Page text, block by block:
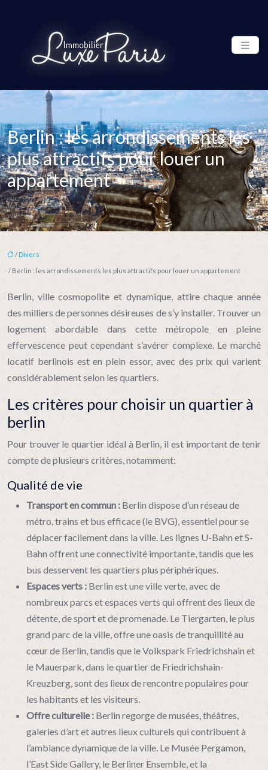
Berlin : les arrondissements les
plus attractifs pour louer un
appartement
/Divers
/ Berlin : les arrondissements les plus attractifs pour louer un appartement
Berlin, ville cosmopolite et dynamique, attire chaque année
des milliers de personnes désireuses de s’y installer. Trouver un
logement abordable dans cette métropole en pleine
effervescence peut cependant s’avérer complexe. Le marché
locatif berlinois est en plein essor, avec des prix qui varient
considérablement selon les quartiers.
Les critères pour choisir un quartier à
berlin
Pour trouver le quartier idéal à Berlin, il est important de tenir
compte de plusieurs critères, notamment:
Qualité de vie
Transport en commun : Berlin dispose d’un réseau de
métro, trains et bus efficace (le BVG), essentiel pour se
déplacer facilement dans la ville. Les lignes U-Bahn et S-
Bahn offrent une connectivité importante, tandis que les
bus desservent les quartiers plus périphériques.
Espaces verts : Berlin est une ville verte, avec de
nombreux parcs et espaces verts qui offrent des lieux de
détente, de sport et de promenade. Le Tiergarten, le plus
grand parc de la ville, offre une oasis de tranquillité au
cœur de Berlin, tandis que le Volkspark Friedrichshain et
le Mauerpark, dans le quartier de Friedrichshain-
Kreuzberg, sont des lieux de rencontre populaires pour
les habitants et les visiteurs.
Offre culturelle : Berlin regorge de musées, théâtres,
galeries d’art et autres lieux culturels qui contribuent à
l’ambiance dynamique de la ville. Le Musée Pergamon,
l’East Side Gallery, le Berliner Ensemble, et la